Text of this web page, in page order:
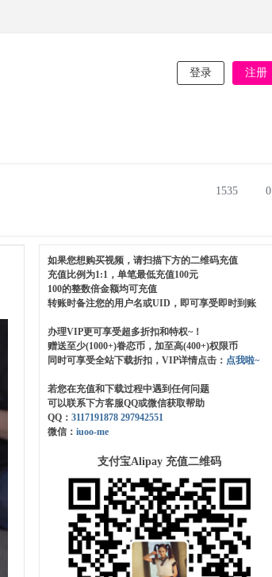
登录 注册
0
1535
如果您想购买视频，请扫描下方的二维码充值
充值比例为1:1，单笔最低充值100元
100的整数倍金额均可充值
转账时备注您的用户名或UID，即可享受即时到账
办理VIP更可享受超多折扣和特权~！
赠送至少(1000+)眷恋币，加至高(400+)权限币
同时可享受全站下载折扣，VIP详情点击： 点我啦~
若您在充值和下载过程中遇到任何问题
可以联系下方客服QQ或微信获取帮助
QQ： 3117191878 297942551
微信： iuoo-me
支付宝Alipay 充值二维码